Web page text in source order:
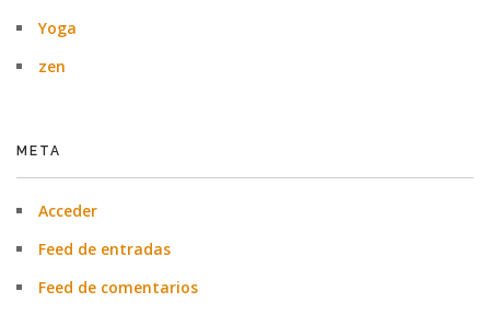
Yoga
zen
META
Acceder
Feed de entradas
Feed de comentarios